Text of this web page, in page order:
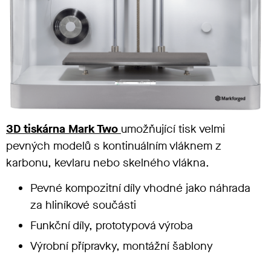
3D tiskárna Mark Two umožňující tisk velmi
pevných modelů s kontinuálním vláknem z
karbonu, kevlaru nebo skelného vlákna.
Pevné kompozitní díly vhodné jako náhrada
za hliníkové součásti
Funkční díly, prototypová výroba
Výrobní přípravky, montážní šablony